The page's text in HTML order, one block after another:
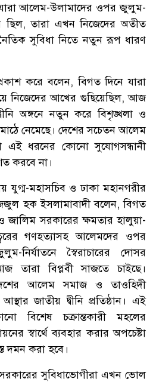
যারা আলেম-উলামাদের ওপর জুলুম-
ছিল, তারা এখন নিজেদের অতীত
সুবিধা নিতে নতুন রূপ ধারণ
করে বলেন, বিগত দিনে যারা
নিজেদের আখের গুছিয়েছিল, আজ
অঙ্গনে নতুন করে বিশৃঙ্খলা ও
নেমেছে। দেশের সচেতন আলেম
এই ধরনের কোনো সুযোগসন্ধানী
করবে না।
যুগ্ম-মহাসচিব ও ঢাকা মহানগরীর
হক ইসলামাবাদী বলেন, বিগত
জালিম সরকারের ক্ষমতার হালুয়া-
গণহত্যাসহ আলেমদের ওপর
নির্যাতনে স্বৈরাচারের দোসর
তারা বিপ্লবী সাজতে চাইছে।
আলেম সমাজ ও তাওহিদী
জাতীয় দ্বীনি প্রতিষ্ঠান। এই
বিশেষ চক্রান্তকারী মহলের
স্বার্থে ব্যবহার করার অপচেষ্টা
দমন করা হবে।
সুবিধাভোগীরা এখন ভোল